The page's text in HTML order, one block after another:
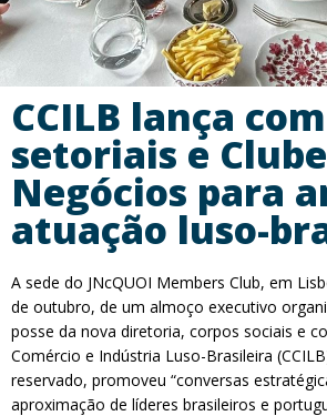
CCILB lança
setoriais e
Negócios para
atuação luso-
A sede do JNcQUOI Members Club, em
de outubro, de um almoço executivo
posse da nova diretoria, corpos sociais e
Comércio e Indústria Luso-Brasileira
reservado, promoveu “conversas
aproximação de líderes brasileiros e